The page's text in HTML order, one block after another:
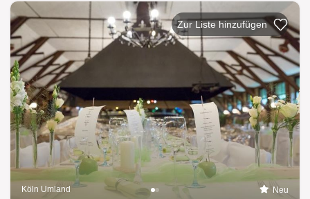
Zur Liste hinzufügen
Köln Umland Neu